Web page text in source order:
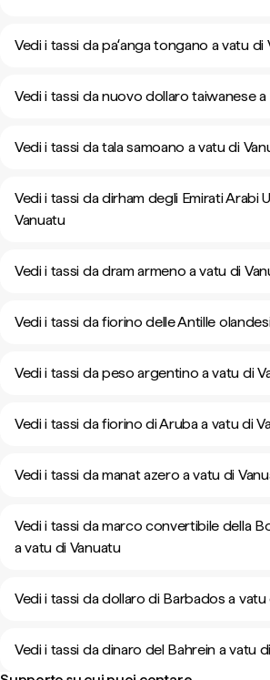
Vedi i tassi da paʻanga tongano a vatu di
Vedi i tassi da nuovo dollaro taiwanese
Vedi i tassi da tala samoano a vatu di
Vedi i tassi da dirham degli Emirati Arabi
Vanuatu
Vedi i tassi da dram armeno a vatu di
Vedi i tassi da fiorino delle Antille
Vedi i tassi da peso argentino a vatu di
Vedi i tassi da fiorino di Aruba a vatu di
Vedi i tassi da manat azero a vatu di
Vedi i tassi da marco convertibile della
a vatu di Vanuatu
Vedi i tassi da dollaro di Barbados a vatu
Vedi i tassi da dinaro del Bahrein a vatu